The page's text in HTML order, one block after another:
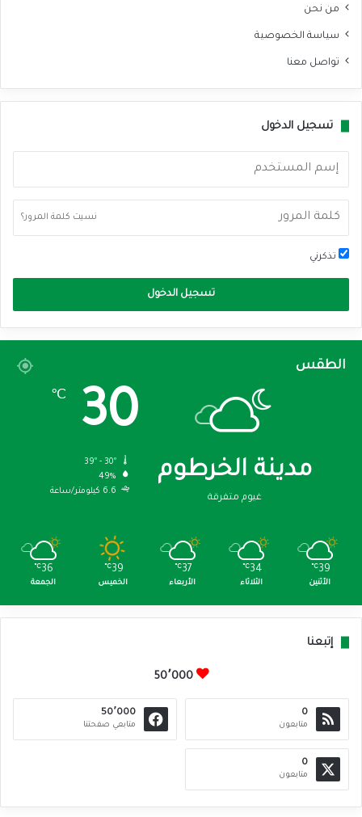
من نحن
سياسة الخصوصية
تواصل معنا
تسجيل الدخول
نسيت كلمة المرور؟
تذكرني
تسجيل الدخول
الطقس
مدينة الخرطوم
غيوم متفرقة
30
℃
49%
6.6 كيلومتر/ساعة
39
℃
الأثنين
34
℃
الثلاثاء
37
℃
الأربعاء
39
℃
الخميس
36
℃
الجمعة
إتبعنا
50٬000
0
متابعون
50٬000
متابعي صفحتنا
0
متابعون